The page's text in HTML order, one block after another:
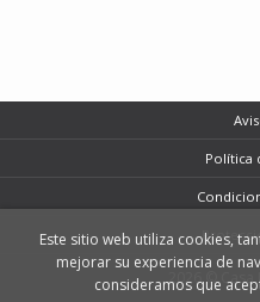
Política
2026 © Casa
Este sitio web utiliza cookies,
mejorar su experiencia de
consideramos que